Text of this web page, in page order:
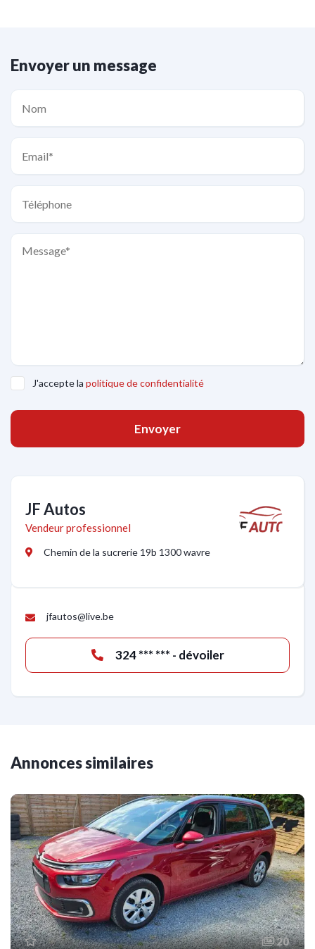
Envoyer un message
J'accepte la politique de confidentialité
Envoyer
JF Autos
Vendeur professionnel
Chemin de la sucrerie 19b 1300 wavre
jfautos@live.be
324 *** *** - dévoiler
Annonces similaires
20